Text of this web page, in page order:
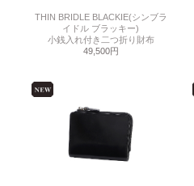
THIN BRIDLE BLACKIE(シンブラ
イドル ブラッキー)
小銭入れ付き二つ折り財布
49,500円